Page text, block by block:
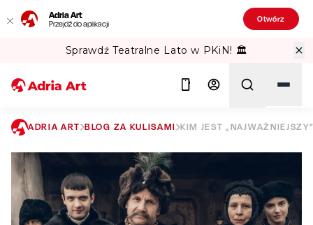
Adria Art
Przejdź do aplikacji Otwórz
Sprawdź Teatralne Lato w PKiN! 🏛️
Szukaj
ADRIA ART BLOG ZA KULISAMI KIM JEST